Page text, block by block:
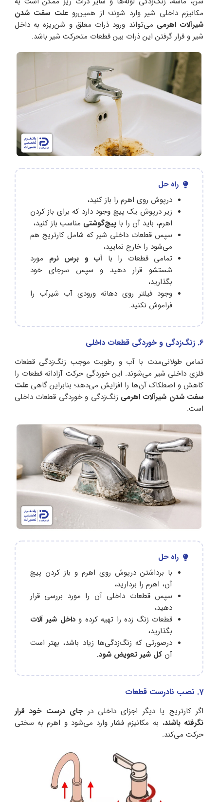
مکانیزم داخلی شیر وارد شوند؛ از همین‌روعلت سفت شدن
شیرآلات اهرمی می‌تواند ورود ذرات معلق و شن‌ریزه به داخل
شیر و قرار گرفتن این ذرات بین قطعات متحرکت شیر باشد.
راه حل
درپوش روی اهرم را باز کنید،
زیر درپوش یک پیچ وجود دارد که برای باز کردن
اهرم، باید آن را با پیچ‌گوشتی مناسب باز کنید،
سپس قطعات داخلی شیر که شامل کارتریج هم
می‌شود را خارج نمایید،
تمامی قطعات را با آب و برس نرم مورد
شستشو قرار دهید و سپس سرجای خود
بگذارید،
وجود فیلتر روی دهانه ورودی آب شیرآب را
فراموش نکنید.
6. زنگ‌زدگی و خوردگی قطعات داخلی
تماس طولانی‌مدت با آب و رطوبت موجب زنگ‌زدگی قطعات
فلزی داخلی شیر می‌شوند. این خوردگی حرکت آزادانه قطعات را
کاهش و اصطکاک آن‌ها را افزایش می‌دهد؛ بنابراین گاهی علت
سفت شدن شیرآلات اهرمی زنگ‌زدگی و خوردگی قطعات داخلی
است.
راه حل
با برداشتن درپوش روی اهرم و باز کردن پیچ
آن، اهرم را بردارید،
سپس قطعات داخلی آن را مورد بررسی قرار
دهید،
قطعات زنگ زده را تهیه کرده وداخل شیر آلات
بگذارید،
درصورتی که زنگ‌زدگی‌ها زیاد باشد، بهتر است
آن کل شیر تعویض شود.
7. نصب نادرست قطعات
اگر کارتریج یا دیگر اجزای داخلی درجای درست خود قرار
نگرفته باشند، به مکانیزم فشار وارد می‌شود و اهرم به سختی
حرکت می‌کند.